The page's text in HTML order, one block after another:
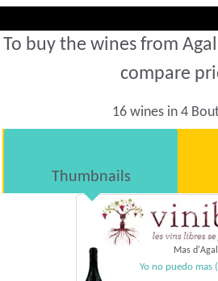
To buy the wines from
compare
16 wines in 4
Thumbnails
Mas
Yo no puedo mas